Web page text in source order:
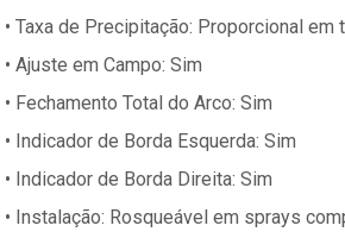
• Taxa de Precipitação: Proporcional em
• Ajuste em Campo: Sim
• Fechamento Total do Arco: Sim
• Indicador de Borda Esquerda: Sim
• Indicador de Borda Direita: Sim
• Instalação: Rosqueável em sprays